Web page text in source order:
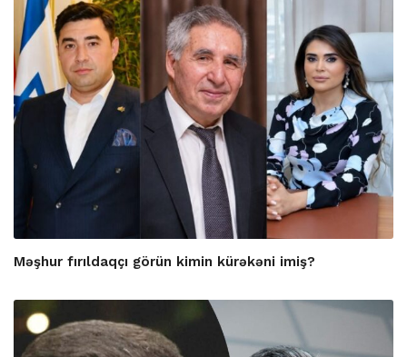
Məşhur fırıldaqçı görün kimin kürəkəni imiş?